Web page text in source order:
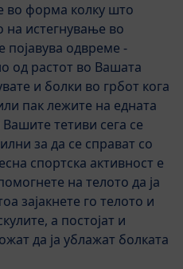
во форма колку што
на истегнување во
одвреме -
од растот во Вашата
и болки во грбот кога
пак лежите на едната
тетиви сега се
за да се справат со
спортска активност е
на телото да ја
зајакнете го телото и
а постојат и
да ја ублажат болката